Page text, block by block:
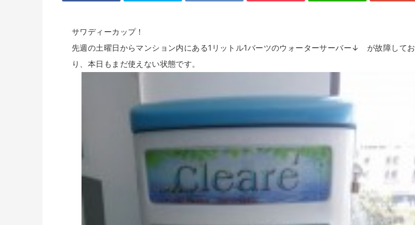
サワディーカップ！
先週の土曜日からマンション内にある1リットル1バーツのウォーターサーバー↓ が故障してお
り、本日もまだ使えない状態です。